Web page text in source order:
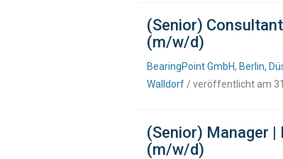
(Senior)
(m/w/d)
BearingPoint GmbH, Berlin,
Walldorf / veröffentlicht am
(Senior) Manager
(m/w/d)